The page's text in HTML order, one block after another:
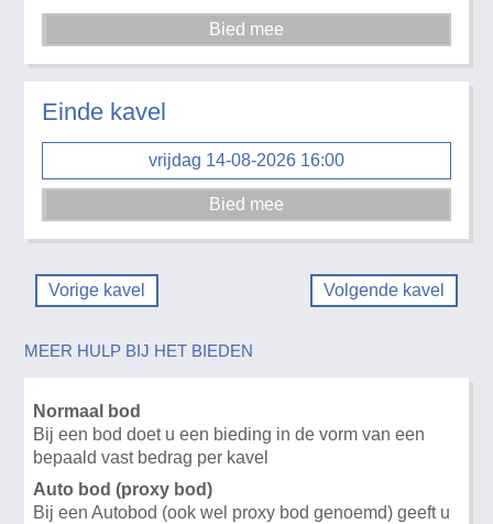
Einde kavel
vrijdag 14-08-2026 16:00
Vorige kavel Volgende kavel
MEER HULP BIJ HET BIEDEN
Normaal bod
Bij een bod doet u een bieding in de vorm van een
bepaald vast bedrag per kavel
Auto bod (proxy bod)
Bij een Autobod (ook wel proxy bod genoemd) geeft u